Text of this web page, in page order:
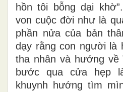
hồn tôi bỗng dại
von cuộc đời như là
phần nửa của bản
dạy rằng con người là
tha nhân và hướng
bước qua cửa hẹp
khuynh hướng tìm